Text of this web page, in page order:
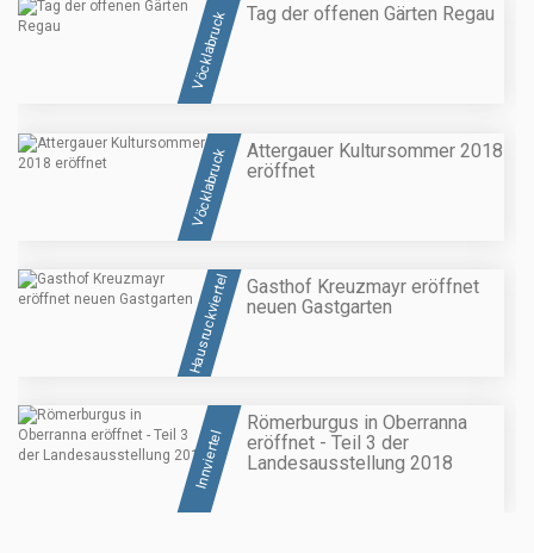
Vöcklabruck Tag der offenen Gärten Regau
Vöcklabruck
Attergauer Kultursommer 2018
eröffnet
Hausruckviertel
Gasthof Kreuzmayr eröffnet
neuen Gastgarten
Innviertel
Römerburgus in Oberranna
eröffnet - Teil 3 der
Landesausstellung 2018